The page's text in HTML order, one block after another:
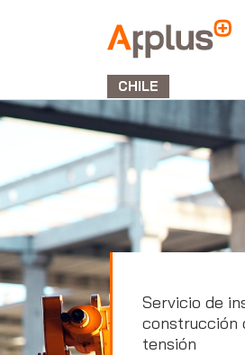
APPLUS+
GROUP
CHILE
Servicio de
construcción
tensión